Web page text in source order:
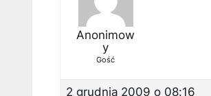
Anonimow
y
Gość
2 grudnia 2009 o 08:16